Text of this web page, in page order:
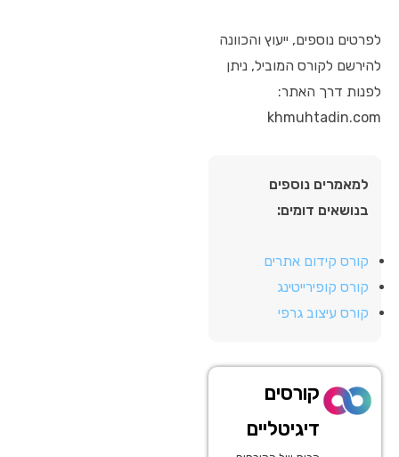
לפרטים נוספים, ייעוץ והכוונה
להירשם לקורס המוביל, ניתן
לפנות דרך האתר:
khmuhtadin.com
למאמרים נוספים
בנושאים דומים:
קורס קידום אתרים
קורס קופירייטינג
קורס עיצוב גרפי
קורסים
דיגיטליים